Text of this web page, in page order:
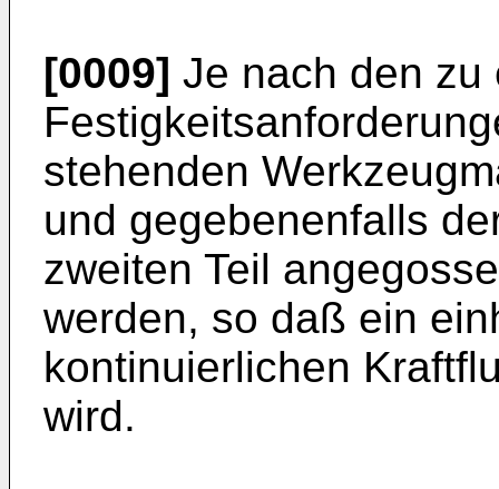
[0009] Je nach den zu
stehenden
und gegebenenfalls
zweiten Teil
werden, so daß ein
kontinuierlichen
wird.